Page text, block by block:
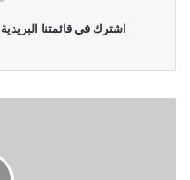
اشترك في قائمتنا